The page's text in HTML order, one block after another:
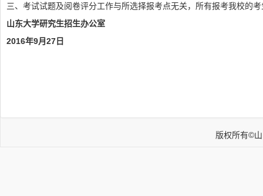
三、考试试题及阅卷评分工作与所选择报考点无关，所有报考我校的
山东大学研究生招生办公室
2016年9月27日
版权所有©